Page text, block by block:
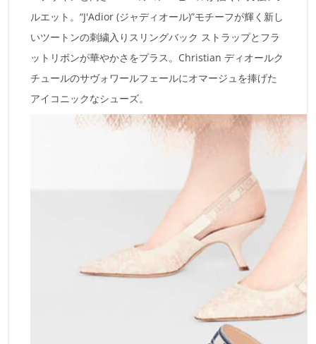
ルエット。“J'Adior (ジャディオール)”モチーフが輝く新し
いツートンの刺繍入りスリングバック ストラップとフラ
ットリボンが華やかさをプラス。Christian ディオールク
チュールのサヴォワールフェールにオマージュを捧げた
アイコニックなシューズ。